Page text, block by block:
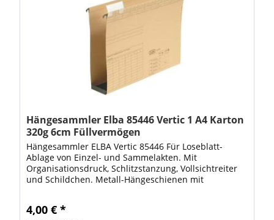
Hängesammler Elba 85446 Vertic 1 A4 Karton
320g 6cm Füllvermögen
Hängesammler ELBA Vertic 85446 Für Loseblatt-
Ablage von Einzel- und Sammelakten. Mit
Organisationsdruck, Schlitzstanzung, Vollsichtreiter
und Schildchen. Metall-Hängeschienen mit
4,00 € *